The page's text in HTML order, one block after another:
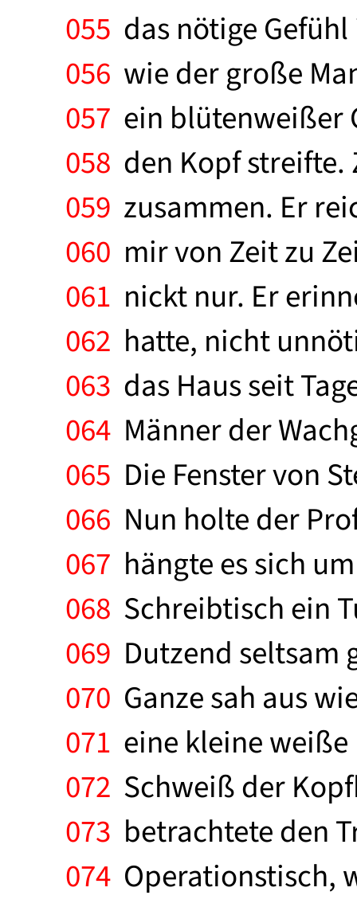
055 das nötige
056 wie der große
057 ein blütenweißer
058 den Kopf streifte.
059 zusammen. Er
060 mir von Zeit zu
061 nickt nur. Er
062 hatte, nicht
063 das Haus seit
064 Männer der
065 Die Fenster von
066 Nun holte der
067 hängte es sich
068 Schreibtisch ein
069 Dutzend seltsam
070 Ganze sah aus
071 eine kleine
072 Schweiß der
073 betrachtete den
074 Operationstisch,